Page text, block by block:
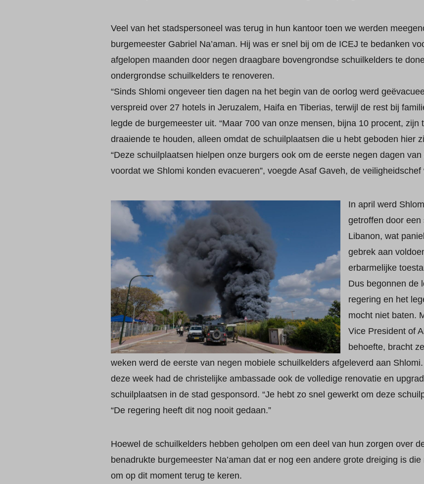
Veel van het stadspersoneel was terug in hun kantoor toen we werden
burgemeester Gabriel Na’aman. Hij was er snel bij om de ICEJ te bedanken
afgelopen maanden door negen draagbare bovengrondse schuilkelders te
ondergrondse schuilkelders te renoveren.
“Sinds Shlomi ongeveer tien dagen na het begin van de oorlog werd
verspreid over 27 hotels in Jeruzalem, Haifa en Tiberias, terwijl de rest bij
legde de burgemeester uit. “Maar 700 van onze mensen, bijna 10 procent,
draaiende te houden, alleen omdat de schuilplaatsen die u hebt geboden hier
“Deze schuilplaatsen hielpen onze burgers ook om de eerste negen dagen
voordat we Shlomi konden evacueren”, voegde Asaf Gaveh, de
In april werd
getroffen door
Libanon, wat
gebrek aan
erbarmelijke
Dus begonnen de
regering en het
mocht niet baten.
Vice President of
behoefte, bracht
weken werd de eerste van negen mobiele schuilkelders afgeleverd aan
deze week had de christelijke ambassade ook de volledige renovatie en
schuilplaatsen in de stad gesponsord. “Je hebt zo snel gewerkt om deze
“De regering heeft dit nog nooit gedaan.”
Hoewel de schuilkelders hebben geholpen om een deel van hun zorgen over
benadrukte burgemeester Na’aman dat er nog een andere grote dreiging is
om op dit moment terug te keren.